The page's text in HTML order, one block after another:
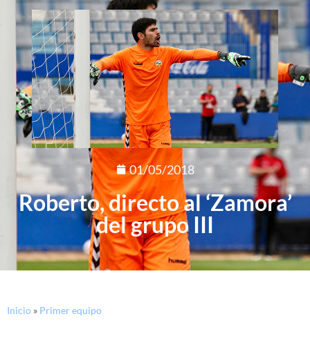
01/05/2018
Roberto, directo al ‘Zamora’
del grupo III
Inicio » Primer equipo